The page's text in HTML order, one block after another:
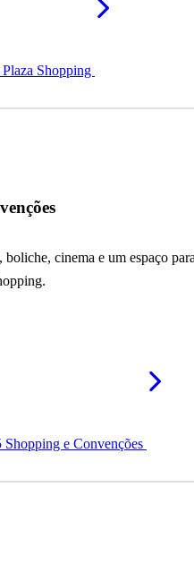
Shopping
cinema e um espaço
Shopping e Convenções